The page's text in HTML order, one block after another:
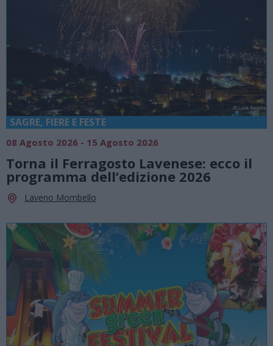
SAGRE, FIERE E FESTE
08 Agosto 2026 - 15 Agosto 2026
Torna il Ferragosto Lavenese: ecco il
programma dell’edizione 2026
Laveno Mombello